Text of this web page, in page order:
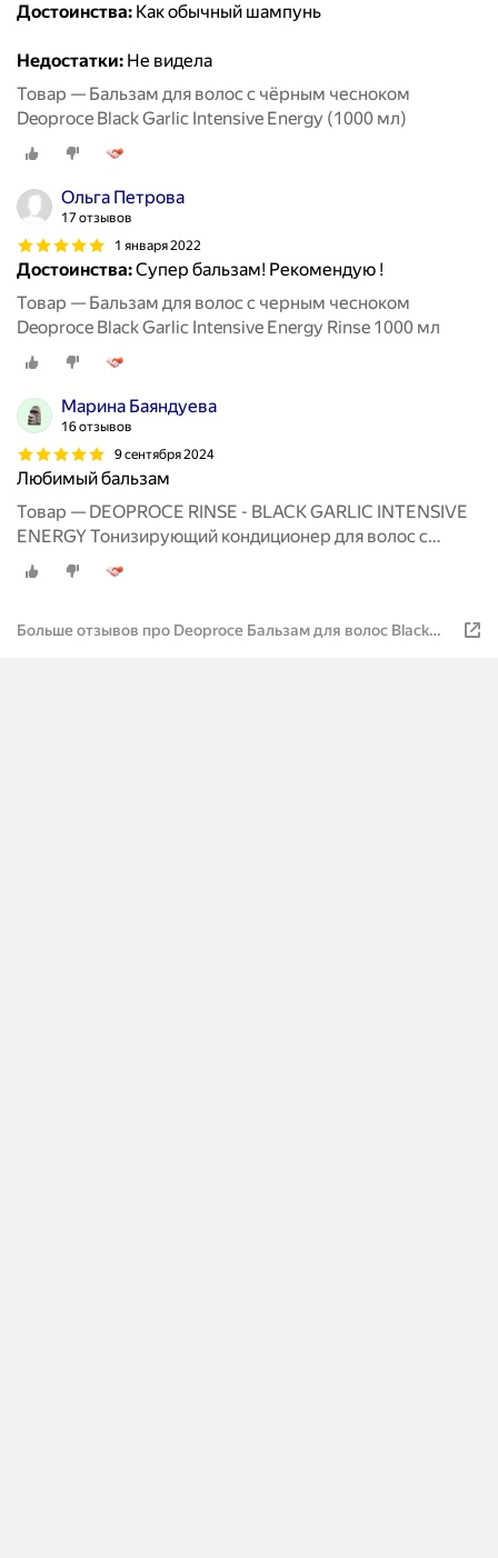
Достоинства: Как обычный шампунь
Недостатки: Не видела
Товар — Бальзам для волос c чёрным чесноком
Deoproce Black Garlic Intensive Energy (1000 мл)
Ольга Петрова
17 отзывов
1 января 2022
Достоинства:Супер бальзам! Рекомендую !
Товар — Бальзам для волос с черным чесноком
Deoproce Black Garlic Intensive Energy Rinse 1000 мл
Марина Баяндуева
16 отзывов
9 сентября 2024
Любимый бальзам
Товар — DEOPROCE RINSE - BLACK GARLIC INTENSIVE
ENERGY Тонизирующий кондиционер для волос с
экстрактом чёрного чеснока
Больше отзывов про Deoproce Бальзам для волос Black